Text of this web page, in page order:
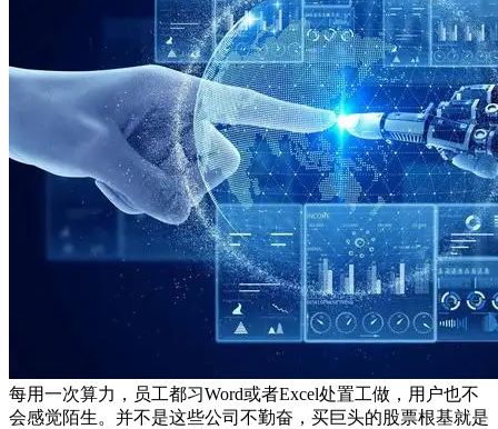
每用一次算力，员工都习Word或者Excel处置工做，用户也不
会感觉陌生。并不是这些公司不勤奋，买巨头的股票根基就是